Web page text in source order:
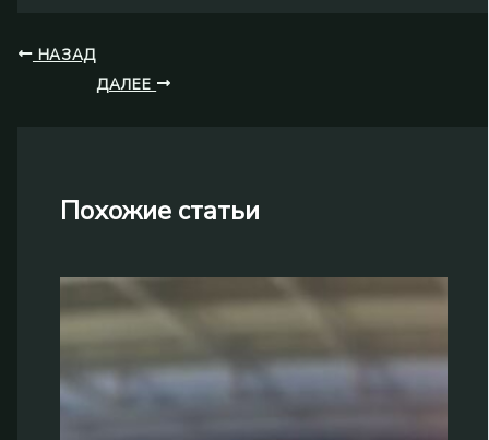
НАЗАД
ДАЛЕЕ
Похожие статьи